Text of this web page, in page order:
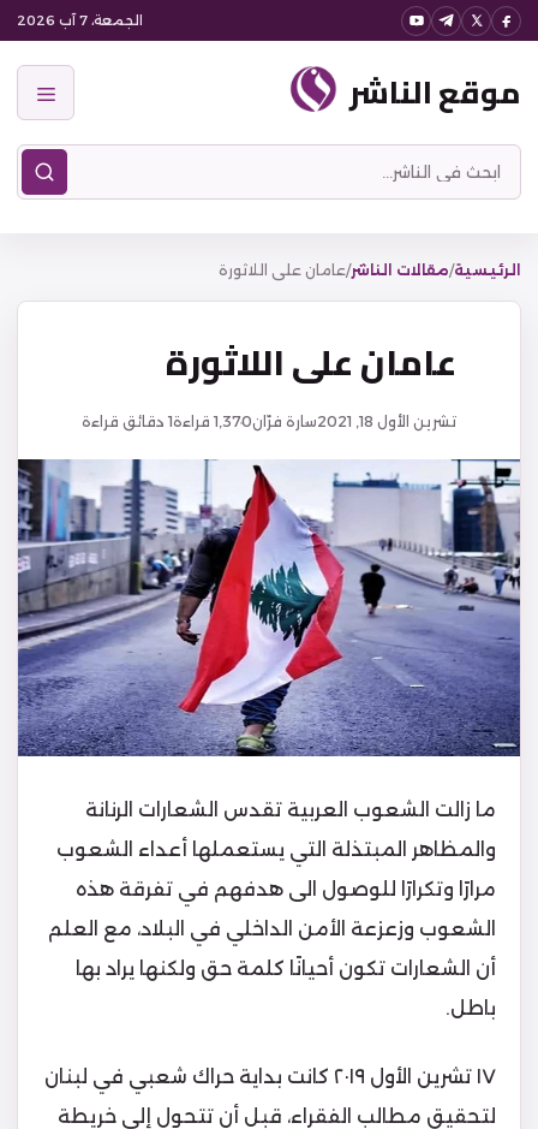
انتقل
المحتوى
الجمعة، 7 آب 2026
موقع الناشر
ابحث
في
الناشر
الرئيسية/مقالات الناشر/عامان على اللاثورة
عامان على اللاثورة
تشرين الأول 18, 2021 سارة فرّان1,370 قراءة1 دقائق قراءة
ما زالت الشعوب العربية تقدس الشعارات الرنانة
والمظاهر المبتذلة التي يستعملها أعداء الشعوب
مرارًا وتكرارًا للوصول الى هدفهم في تفرقة هذه
الشعوب وزعزعة الأمن الداخلي في البلاد، مع العلم
أن الشعارات تكون أحيانًا كلمة حق ولكنها يراد بها
باطل.
١٧ تشرين الأول ٢٠١٩ كانت بداية حراك شعبي في لبنان
لتحقيق مطالب الفقراء، قبل أن تتحول إلى خريطة